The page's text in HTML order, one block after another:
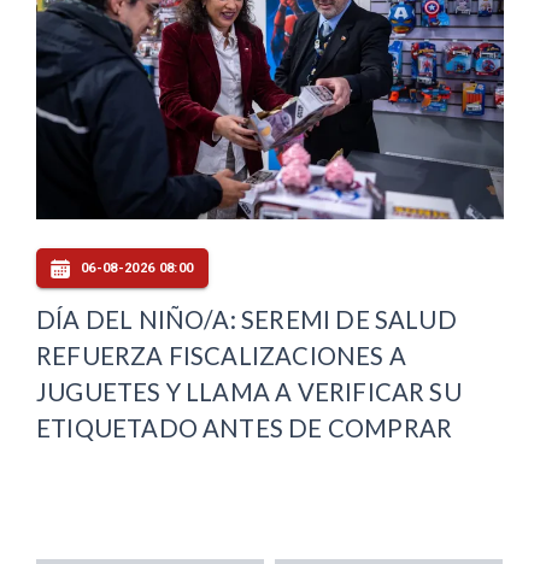
06-08-2026 08:00
DÍA DEL NIÑO/A: SEREMI DE SALUD
REFUERZA FISCALIZACIONES A
JUGUETES Y LLAMA A VERIFICAR SU
ETIQUETADO ANTES DE COMPRAR